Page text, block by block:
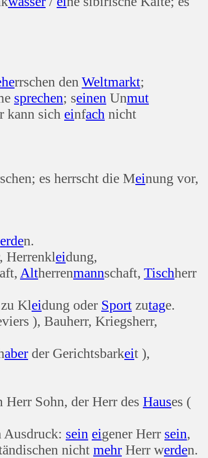
rrschen den Weltmarkt;
sprechen; seinen Unmut
kann sich einfach nicht
es herrscht die Meinung vor,
erden.
Herrenkleidung,
Altherrenmannschaft, Tischherr
Kleidung oder Sport zutage.
), Bauherr, Kriegsherr,
aber der Gerichtsbarkeit ),
Herr Sohn, der Herr des Hauses (
Ausdruck: sein eigener Herr sein,
nicht mehr Herr werden.